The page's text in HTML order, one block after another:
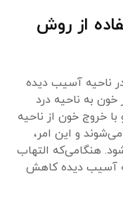
از روش
ناحیه آسیب دیده
به ناحیه درد
خروج خون از ناحیه
و این امر،
هنگامی‌که التهاب
آسیب دیده کاهش